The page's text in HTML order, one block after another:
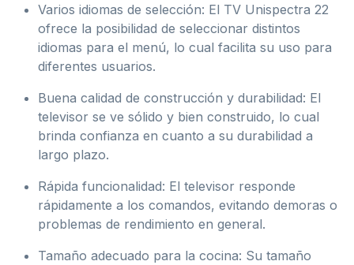
Varios idiomas de selección: El TV Unispectra 22
ofrece la posibilidad de seleccionar distintos
idiomas para el menú, lo cual facilita su uso para
diferentes usuarios.
Buena calidad de construcción y durabilidad: El
televisor se ve sólido y bien construido, lo cual
brinda confianza en cuanto a su durabilidad a
largo plazo.
Rápida funcionalidad: El televisor responde
rápidamente a los comandos, evitando demoras o
problemas de rendimiento en general.
Tamaño adecuado para la cocina: Su tamaño